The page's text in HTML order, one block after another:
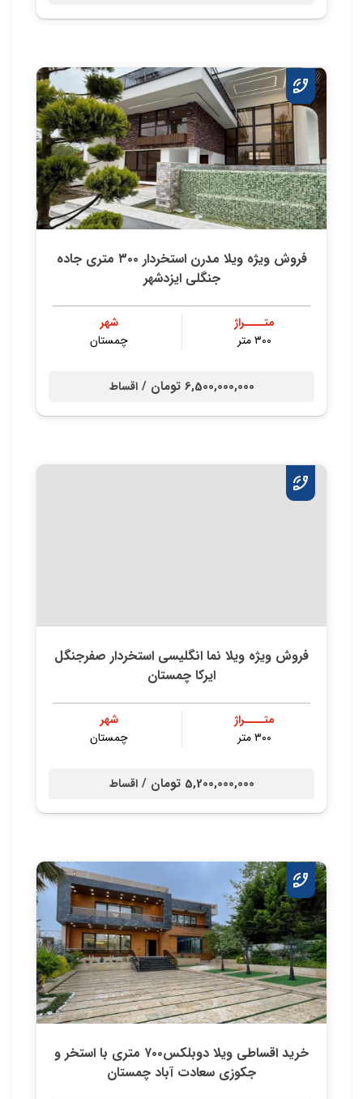
فروش ویژه ویلا مدرن استخردار ۳۰۰ متری جاده
جنگلی ایزدشهر
متــــراژ
۳۰۰ متر
شهر
چمستان
6,500,000,000 تومان / اقساط
فروش ویژه ویلا نما انگلیسی استخردار صفرجنگل
ایرکا چمستان
متــــراژ
۳۰۰ متر
شهر
چمستان
5,200,000,000 تومان / اقساط
خرید اقساطی ویلا دوبلکس۷۰۰ متری با استخر و
جکوزی سعادت آباد چمستان